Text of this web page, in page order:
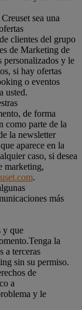
sea una
clientes del grupo
de Marketing de
personalizados y le
si hay ofertas
o eventos
usted.
de forma
como parte de la
la newsletter
aparece en la
caso, si desea
marketing,
.
más
y que
la
a terceras
sin su permiso.
de
a
y le